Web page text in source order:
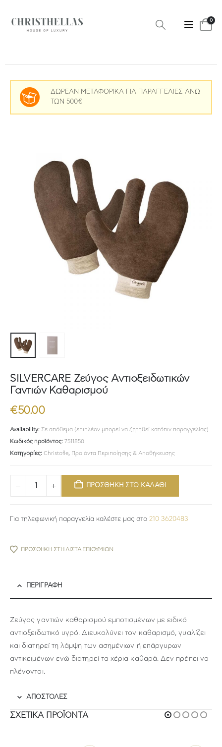
0
ΔΩΡΕΑΝ ΜΕΤΑΦΟΡΙΚΑ ΓΙΑ ΠΑΡΑΓΓΕΛΙΕΣ ΑΝΩ
ΤΩΝ 500€
SILVERCARE Ζεύγος Αντιοξειδωτικών
Γαντιών Καθαρισμού
€50.00
Availability: Σε απόθεμα (επιπλέον μπορεί να ζητηθεί κατόπιν παραγγελίας)
Κωδικός προϊόντος: 7511850
Κατηγορίες: Christofle, Προιόντα Περιποίησης & Αποθήκευσης
ΠΡΟΣΘΗΚΗ ΣΤΟ ΚΑΛΑΘΙ
Για τηλεφωνική παραγγελία καλέστε μας στο 210 3620483
ΠΡΟΣΘΉΚΗ ΣΤΗ ΛΊΣΤΑ ΕΠΙΘΥΜΙΏΝ
ΠΕΡΙΓΡΑΦΉ
Ζεύγος γαντιών καθαρισμού εμποτισμένων με ειδικό
αντιοξειδωτικό υγρό. Διευκολύνει τον καθαρισμό, γυαλίζει
και διατηρεί τη λάμψη των ασημένιων ή επάργυρων
αντικειμένων ενώ διατηρεί τα χέρια καθαρά. Δεν πρέπει να
πλένονται.
ΑΠΟΣΤΟΛΕΣ
ΣΧΕΤΙΚΆ ΠΡΟΪΌΝΤΑ